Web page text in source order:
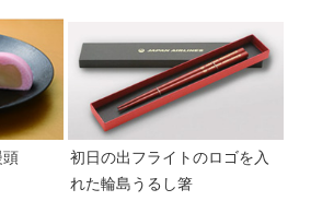
頭
初日の出フライトのロゴを入
れた輪島うるし箸